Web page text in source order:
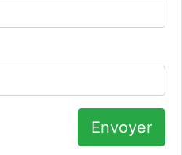
Envoyer